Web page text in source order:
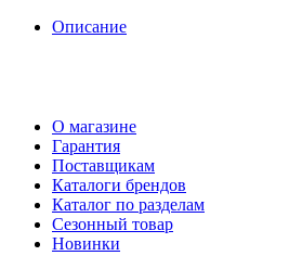
Описание
О магазине
Гарантия
Поставщикам
Каталоги брендов
Каталог по разделам
Сезонный товар
Новинки